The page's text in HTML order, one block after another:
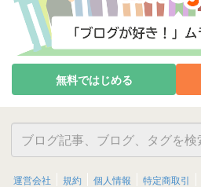
無料ではじめる
運営会社 規約 個人情報 特定商取引